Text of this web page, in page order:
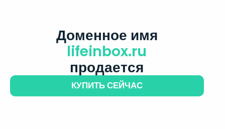
Доменное имя
lifeinbox.ru
продается
КУПИТЬ СЕЙЧАС